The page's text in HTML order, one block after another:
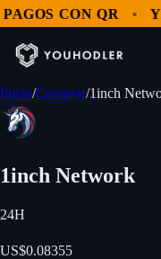
CON QR YA
Inicio/Comprar/1inch
1inch Network
24H
US$0.08355